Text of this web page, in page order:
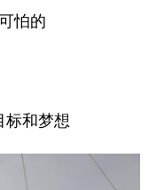
怕的
标和梦想